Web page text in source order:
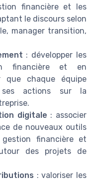
financière et les
le discours selon
manager transition,
: développer les
financière et en
que chaque équipe
ses actions sur la
digitale : associer
de nouveaux outils
financière et
des projets de
: valoriser les